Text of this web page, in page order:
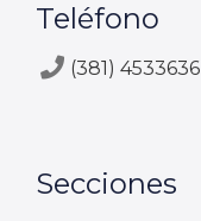
Teléfono
(381) 4533636
Secciones